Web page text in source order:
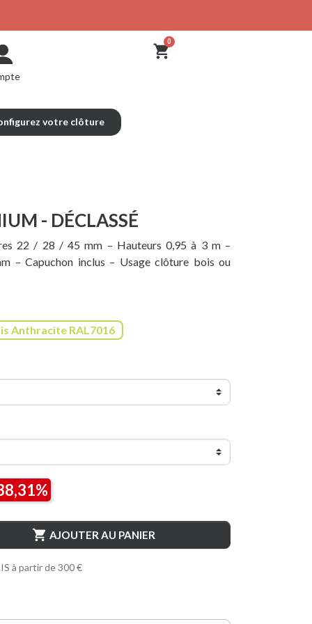
votre clôture
- DÉCLASSÉ
22 / 28 / 45 mm – Hauteurs 0,95 à 3 m –
– Capuchon inclus – Usage clôture bois ou
RAL7016
Anthracite RAL7016
 AJOUTER AU PANIER
à partir de 300 €